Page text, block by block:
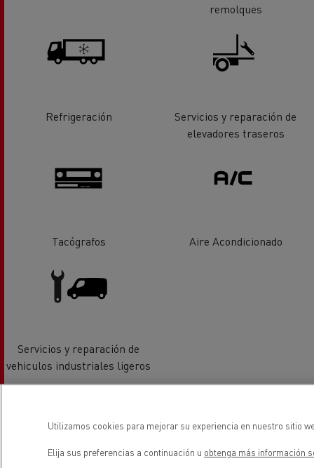
remolques
Refrigeración
Servicios y reparación de
elevadores traseros
Tacógrafos Aire Acondicionado
Servicios y reparación de
vehiculos industriales ligeros
ubicación
Utilizamos cookies para mejorar su experiencia en nuestro sitio
Elija sus preferencias a continuación u obtenga más información